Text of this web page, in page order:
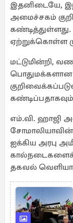
இதனிடையே,
அமைச்சகம்
ஏற்றுக்கொள்ள
மட்டுமின்றி,
பொதுமக்களான
எம்.வி. ஹாஜி
சோமாலியாவின்
ஐக்கிய அரபு
தகவல்